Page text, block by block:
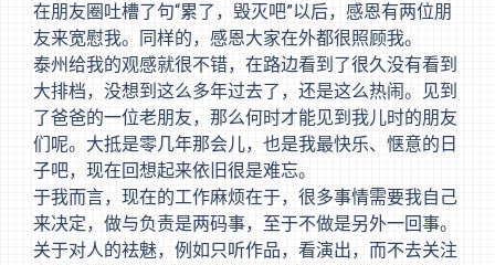
在朋友圈吐槽了句“累了，毁灭吧”以后，感恩有两位朋
友来宽慰我。同样的，感恩大家在外都很照顾我。
泰州给我的观感就很不错，在路边看到了很久没有看到
大排档，没想到这么多年过去了，还是这么热闹。见到
了爸爸的一位老朋友，那么何时才能见到我儿时的朋友
们呢。大抵是零几年那会儿，也是我最快乐、惬意的日
子吧，现在回想起来依旧很是难忘。
于我而言，现在的工作麻烦在于，很多事情需要我自己
来决定，做与负责是两码事，至于不做是另外一回事。
关于对人的袪魅，例如只听作品，看演出，而不去关注